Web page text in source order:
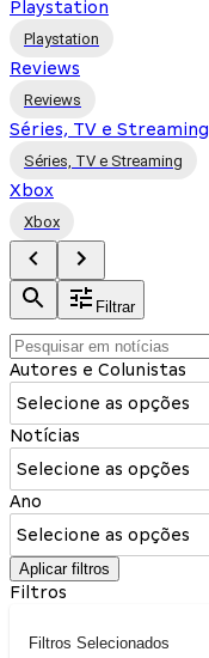
Playstation
Playstation
Reviews
Reviews
Séries, TV e Streaming
Séries, TV e Streaming
Xbox
Xbox
Filtrar
Autores e Colunistas
Selecione as opções
Notícias
Selecione as opções
Ano
Selecione as opções
Aplicar filtros
Filtros
Filtros Selecionados